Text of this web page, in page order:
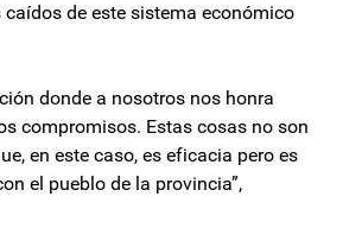
caídos de este sistema económico
donde a nosotros nos honra
compromisos. Estas cosas no son
en este caso, es eficacia pero es
el pueblo de la provincia”,